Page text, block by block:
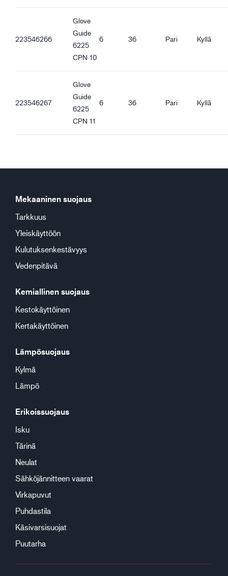
Tiivis istuvuus
223546266
Glove
Guide
6225
CPN 10
6 36 Pari Kyllä
223546267
Glove
Guide
6225
CPN 11
6 36 Pari Kyllä
Mekaaninen suojaus
Tarkkuus
Yleiskäyttöön
Kulutuksenkestävyys
Vedenpitävä
Kemiallinen suojaus
Kestokäyttöinen
Kertakäyttöinen
Lämpösuojaus
Kylmä
Lämpö
Erikoissuojaus
Isku
Tärinä
Neulat
Sähköjännitteen vaarat
Virkapuvut
Puhdastila
Käsivarsisuojat
Puutarha